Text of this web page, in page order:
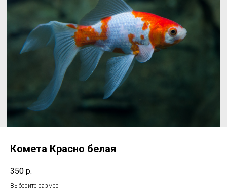
Комета Красно белая
350 р.
Выберите размер